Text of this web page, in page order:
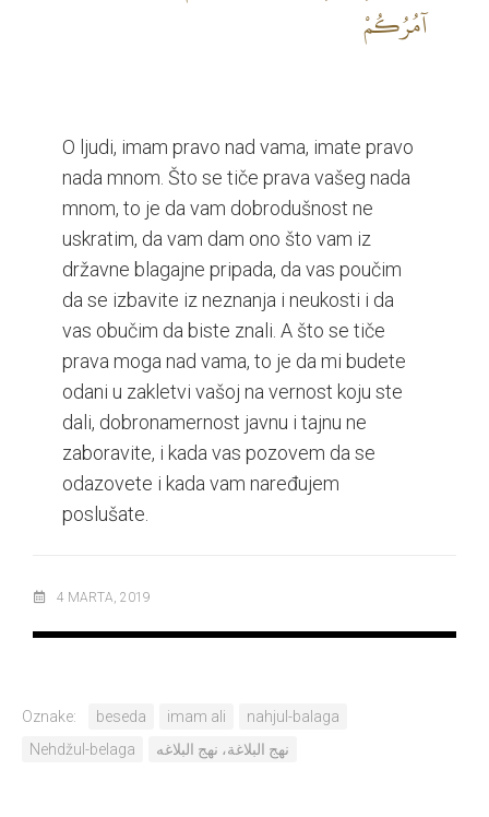
آمُرُكُمْ
O ljudi, imam pravo nad vama, imate pravo
nada mnom. Što se tiče prava vašeg nada
mnom, to je da vam dobrodušnost ne
uskratim, da vam dam ono što vam iz
državne blagajne pripada, da vas poučim
da se izbavite iz neznanja i neukosti i da
vas obučim da biste znali. A što se tiče
prava moga nad vama, to je da mi budete
odani u zakletvi vašoj na vernost koju ste
dali, dobronamernost javnu i tajnu ne
zaboravite, i kada vas pozovem da se
odazovete i kada vam naređujem
poslušate.
4 MARTA, 2019
Oznake: beseda imam ali
nahjul-balaga
Nehdžul-belaga
نهج البلاغة، نهج البلاغه